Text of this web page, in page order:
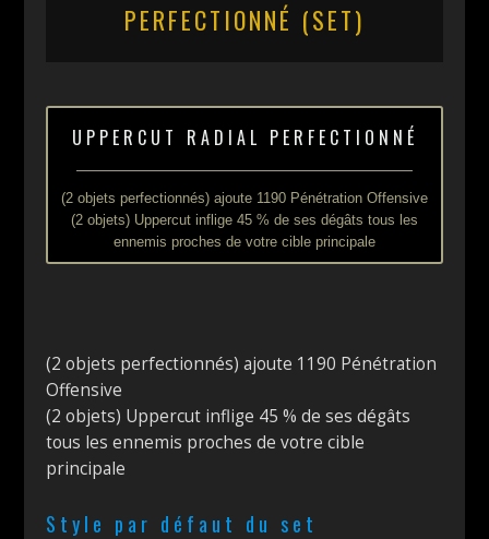
PERFECTIONNÉ (SET)
UPPERCUT RADIAL PERFECTIONNÉ
(2 objets perfectionnés) ajoute 1190 Pénétration Offensive
(2 objets) Uppercut inflige 45 % de ses dégâts tous les
ennemis proches de votre cible principale
(2 objets perfectionnés) ajoute 1190 Pénétration
Offensive
(2 objets) Uppercut inflige 45 % de ses dégâts
tous les ennemis proches de votre cible
principale
Style par défaut du set